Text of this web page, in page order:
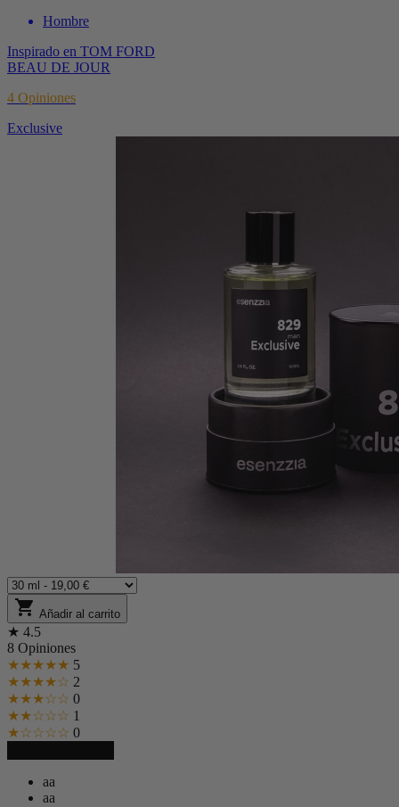
Hombre
Inspirado en TOM FORD
BEAU DE JOUR
4 Opiniones
Exclusive
shopping_cart Añadir al carrito
★ 4.5
8 Opiniones
★★★★★ 5
★★★★☆ 2
★★★☆☆ 0
★★☆☆☆ 1
★☆☆☆☆ 0
aa
aa